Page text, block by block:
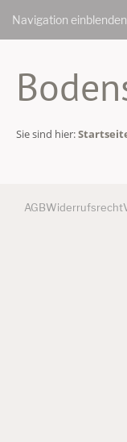
Navigation einblenden
Sie sind hier:
AGBWiderrufsrecht